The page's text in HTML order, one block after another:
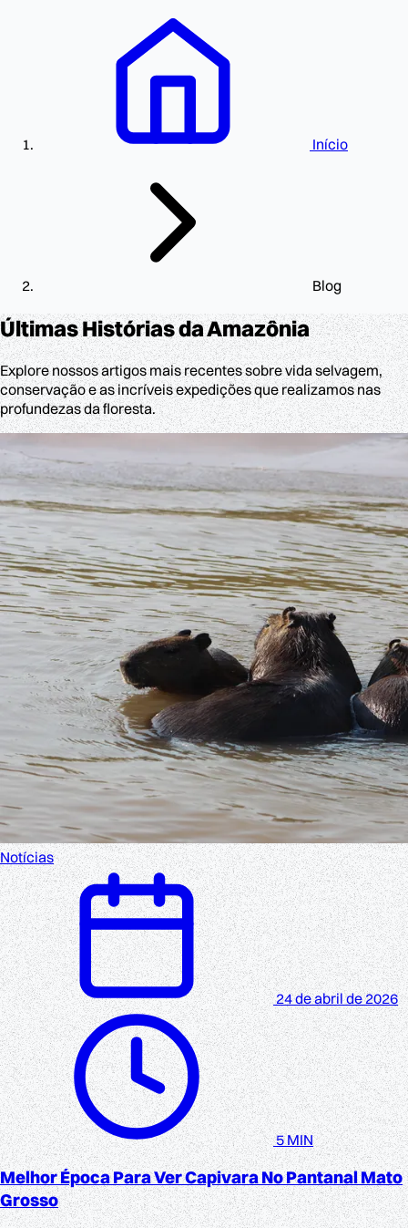
Início
Blog
Últimas Históriasda Amazônia
Explore nossos artigos mais recentes sobre vida selvagem,
conservação e as incríveis expedições que realizamos nas
profundezas da floresta.
Notícias
24 de abril de 2026
5 MIN
Melhor Época Para Ver Capivara No Pantanal Mato
Grosso